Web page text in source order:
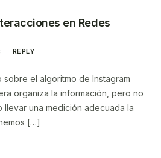
en Redes
REPLY
el algoritmo de Instagram
organiza la información, pero no
llevar una medición adecuada la
[…]